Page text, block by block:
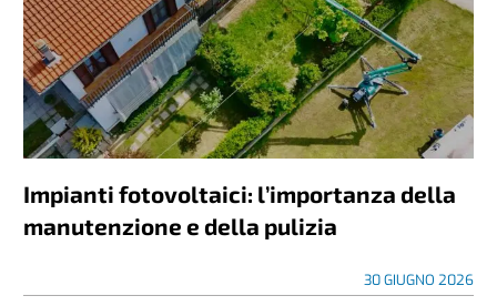
Impianti fotovoltaici: l’importanza della
manutenzione e della pulizia
30 GIUGNO 2026